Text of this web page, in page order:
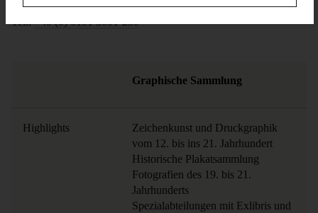
Tel.:+49 (0) 6151 3601-250
Graphische Sammlung
Highlights
Zeichenkunst und Druckgraphik
vom 12. bis ins 21. Jahrhundert
Historische Plakatsammlung
Fotografien des 19. bis 21.
Jahrhunderts
Spezialabteilungen mit Exlibris und